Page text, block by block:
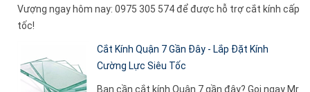
Vượng ngay hôm nay: 0975 305 574 để được hỗ trợ cắt kính cấp
tốc!
Cắt Kính Quận 7 Gần Đây - Lắp Đặt Kính
Cường Lực Siêu Tốc
Bạn cần cắt kính Quận 7 gần đây? Gọi ngay Mr